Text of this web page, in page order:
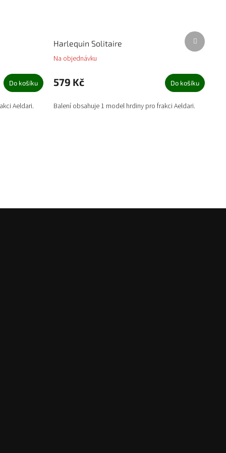
Do košíku
Aeldari.
Harlequin Solitaire
Na objednávku
579 Kč Do košíku
Balení obsahuje 1 model hrdiny pro frakci Aeldari.
Další
produkt